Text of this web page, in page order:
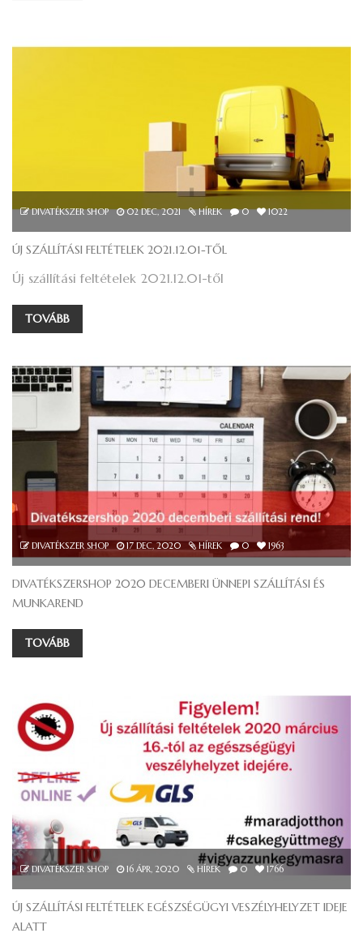
DIVATÉKSZER SHOP 02DEC, 2021 HÍREK 0 1022
ÚJ SZÁLLÍTÁSI FELTÉTELEK 2021.12.01-TŐL
Új szállítási feltételek 2021.12.01-től
TOVÁBB
DIVATÉKSZER SHOP 17 DEC, 2020 HÍREK 0 1963
DIVATÉKSZERSHOP 2020 DECEMBERI ÜNNEPI SZÁLLÍTÁSI ÉS
MUNKAREND
TOVÁBB
DIVATÉKSZER SHOP 16 ÁPR, 2020 HÍREK 0 1766
ÚJ SZÁLLÍTÁSI FELTÉTELEK EGÉSZSÉGÜGYI VESZÉLYHELYZET IDEJE
ALATT